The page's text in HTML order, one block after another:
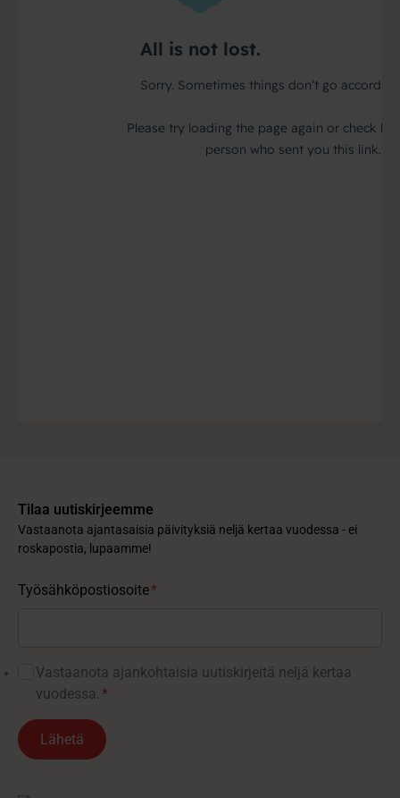
Tilaa uutiskirjeemme
Vastaanota ajantasaisia päivityksiä neljä kertaa vuodessa - ei
roskapostia, lupaamme!
Työsähköpostiosoite*
Vastaanota ajankohtaisia ​​uutiskirjeitä neljä kertaa
vuodessa. *